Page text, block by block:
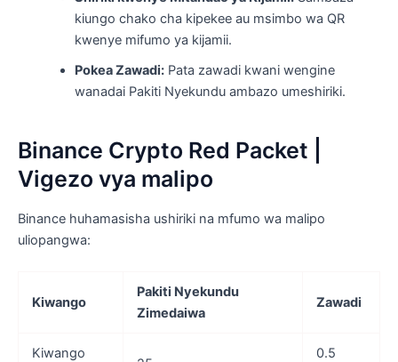
kiungo chako cha kipekee au msimbo wa QR
kwenye mifumo ya kijamii.
Pokea Zawadi:Pata zawadi kwani wengine
wanadai Pakiti Nyekundu ambazo umeshiriki.
Binance Crypto Red Packet |
Vigezo vya malipo
Binance huhamasisha ushiriki na mfumo wa malipo
uliopangwa:
Kiwango
Pakiti Nyekundu
Zimedaiwa
Zawadi
Kiwango 0.5